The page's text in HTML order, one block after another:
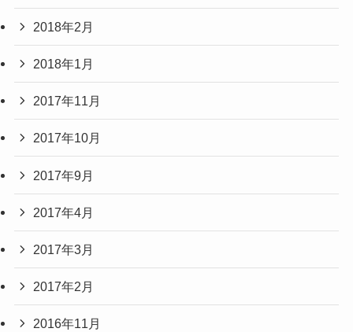
2018年2月
2018年1月
2017年11月
2017年10月
2017年9月
2017年4月
2017年3月
2017年2月
2016年11月